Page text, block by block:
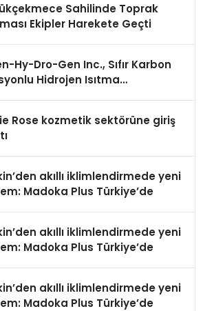
Sahilinde Toprak
Ekipler Harekete Geçti
Hy-Dro-Gen Inc., Sıfır Karbon
Hidrojen Isıtma
Rose kozmetik sektörüne giriş
akıllı iklimlendirmede yeni
Madoka Plus Türkiye’de
akıllı iklimlendirmede yeni
Madoka Plus Türkiye’de
akıllı iklimlendirmede yeni
Madoka Plus Türkiye’de